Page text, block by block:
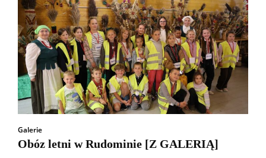
Galerie
Obóz letni w Rudominie [Z GALERIĄ]